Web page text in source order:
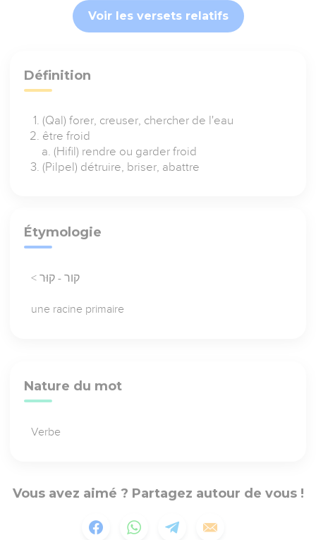
Voir les versets relatifs
Définition
(Qal) forer, creuser, chercher de l'eau
être froid
(Hifil) rendre ou garder froid
(Pilpel) détruire, briser, abattre
Étymologie
< קור - קוּר
une racine primaire
Nature du mot
Verbe
Vous avez aimé ? Partagez autour de vous !